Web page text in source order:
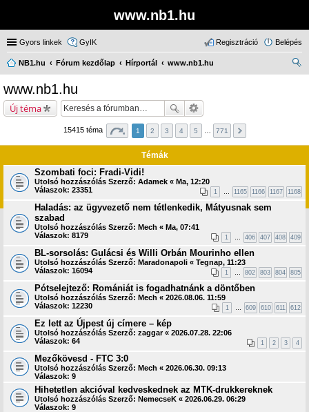
www.nb1.hu
Gyors linkek GyIK Belépés
Regisztráció
NB1.hu Fórum kezdőlap Hírportál
www.nb1.hu
www.nb1.hu
Új téma
15415 téma 1 2 3 4 5 771
Témák
Szombati foci: Fradi-Vidi!
Utolsó hozzászólás Szerző: Adamek « Ma, 12:20
Válaszok: 23351 1 … 1165 1166 1167 1168
Haladás: az ügyvezető nem tétlenkedik, Mátyusnak sem
szabad
Utolsó hozzászólás Szerző: Mech « Ma, 07:41
Válaszok: 8179 1 … 406 407 408 409
BL-sorsolás: Gulácsi és Willi Orbán Mourinho ellen
Utolsó hozzászólás Szerző: Maradonapoli « Tegnap, 11:23
Válaszok: 16094 1 … 802 803 804 805
Pótselejtező: Romániát is fogadhatnánk a döntőben
Utolsó hozzászólás Szerző: Mech « 2026.08.06. 11:59
Válaszok: 12230 1 … 609 610 611 612
Ez lett az Újpest új címere – kép
Utolsó hozzászólás Szerző: zaggar« 2026.07.28. 22:06
Válaszok: 64 1 2 3 4
Mezőkövesd - FTC 3:0
Utolsó hozzászólás Szerző: Mech « 2026.06.30. 09:13
Válaszok: 9
Hihetetlen akcióval kedveskednek az MTK-drukkereknek
Utolsó hozzászólás Szerző: NemecseK « 2026.06.29. 06:29
Válaszok: 9